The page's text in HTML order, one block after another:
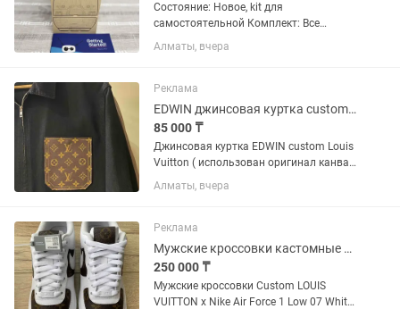
Состояние: Новое, kit для
самостоятельной Комплект: Все
детали и инструкция (сборка 1 час).
Открытый робот от Hugging Face.
микрофоны, динамики. Внутри свой...
Алматы, вчера
Реклама
EDWIN джинсовая куртка custom Louis Vuitton / размер L / made in Japan
85 000 ₸
Джинсовая куртка EDWIN custom Louis
Vuitton ( использован оригинал канва )
Куртка EDWIN, вдохновленная
классическими стилями рабочей
знаменитой фабрики Kaihara в...
Алматы, вчера
Реклама
Мужские кроссовки кастомные LV x Nike Air Force 1 Low 07 White Gum
250 000 ₸
Мужские кроссовки Custom LOUIS
VUITTON x Nike Air Force 1 Low 07 White